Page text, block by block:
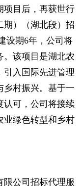
项目后，再获世行
期）（湖北段）招
设期6年，公司将
。该项目是湖北农
引入国际先进管理
乡村振兴。基于一
认可，公司将接续
业绿色转型和乡村
限公司招标代理服